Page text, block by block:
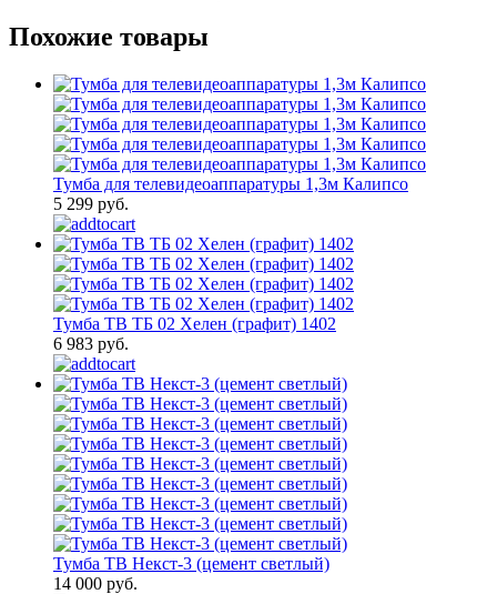
Похожие товары
Тумба для телевидеоаппаратуры 1,3м Калипсо
5 299 руб.
Тумба ТВ ТБ 02 Хелен (графит) 1402
6 983 руб.
Тумба ТВ Некст-3 (цемент светлый)
14 000 руб.